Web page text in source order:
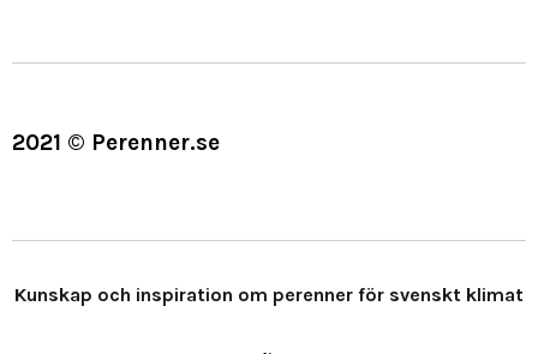
2021 © Perenner.se
Kunskap och inspiration om perenner för svenskt klimat